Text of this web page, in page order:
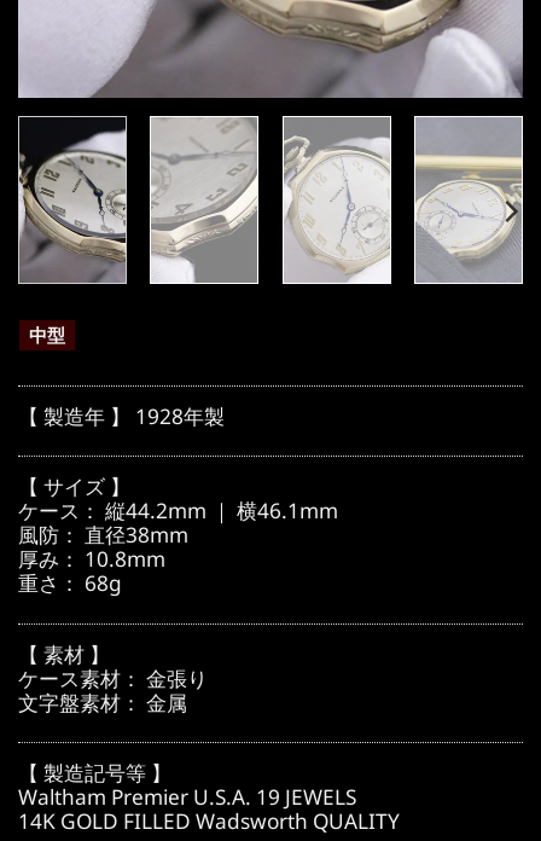
中型
【 製造年 】 1928年製
【 サイズ 】
ケース： 縦44.2mm ｜ 横46.1mm
風防： 直径38mm
厚み： 10.8mm
重さ： 68g
【 素材 】
ケース素材： 金張り
文字盤素材： 金属
【 製造記号等 】
Waltham Premier U.S.A. 19 JEWELS
14K GOLD FILLED Wadsworth QUALITY